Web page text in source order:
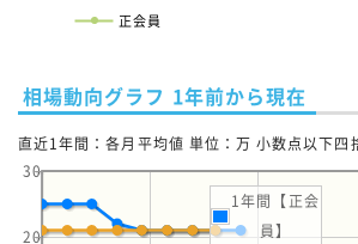
正会員
相場動向グラフ 1年前から現在
直近1年間：各月平均値 単位：万 小数点以下四
20
30
1年間【正会
員】